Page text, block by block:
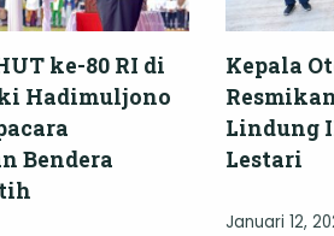
ke-80 RI di
Hadimuljono
Bendera
Kepala
Lindung
Lestari
Januari 12,